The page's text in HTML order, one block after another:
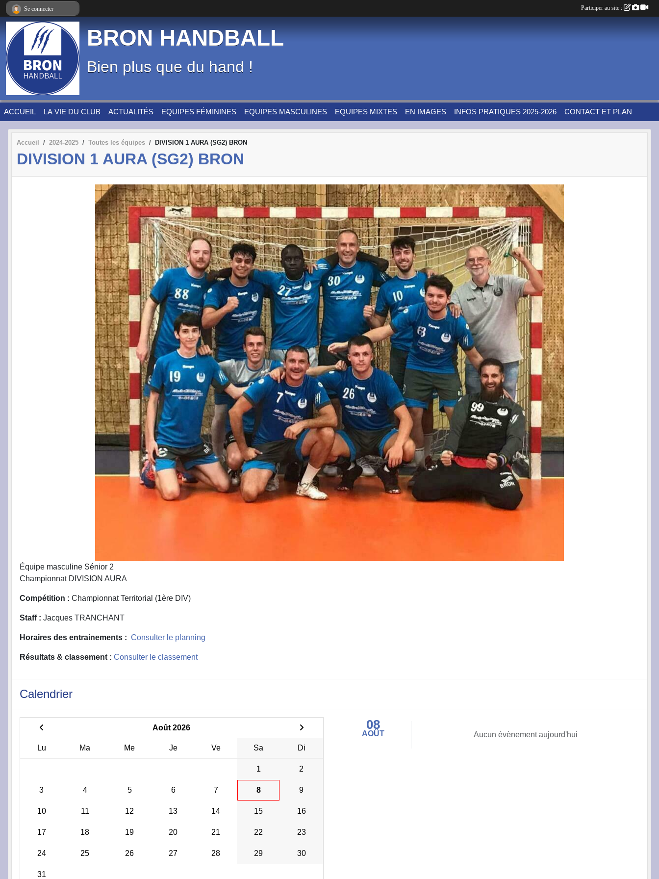
BRON HANDBALL
Bien plus que du hand !
ACCUEIL LA VIE DU CLUB ACTUALITÉS EQUIPES FÉMININES EQUIPES MASCULINES EQUIPES MIXTES EN IMAGES INFOS PRATIQUES 2025-2026 CONTACT ET PLAN
Accueil 2024-2025 Toutes les équipes DIVISION 1 AURA (SG2) BRON
DIVISION 1 AURA (SG2) BRON
Équipe masculine Sénior 2
Championnat DIVISION AURA
Compétition : Championnat Territorial (1ère DIV)
Staff : Jacques TRANCHANT
Horaires des entrainements : Consulter le planning
Résultats & classement : Consulter le classement
Calendrier
Août 2026
Lu Ma Me Je Ve Sa Di
1 2
3 4 5 6 7 8 9
10 11 12 13 14 15 16
17 18 19 20 21 22 23
24 25 26 27 28 29 30
31
08
AOÛT Aucun évènement aujourd'hui
Se connecter Participer au site :
Panneau de gestion des cookies